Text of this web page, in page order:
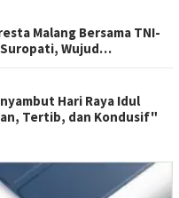
Malang Bersama TNI-
Wujud
Hari Raya Idul
Tertib, dan Kondusif"